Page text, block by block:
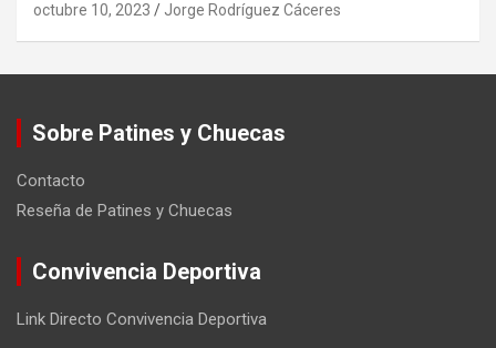
octubre 10, 2023 Jorge Rodríguez Cáceres
Sobre Patines y Chuecas
Contacto
Reseña de Patines y Chuecas
Convivencia Deportiva
Link Directo Convivencia Deportiva